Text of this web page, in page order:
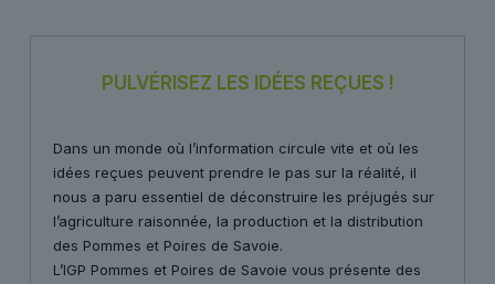
PULVÉRISEZ LES IDÉES REÇUES !
Dans un monde où l’information circule vite et où les
idées reçues peuvent prendre le pas sur la réalité, il
nous a paru essentiel de déconstruire les préjugés sur
l’agriculture raisonnée, la production et la distribution
des Pommes et Poires de Savoie.
L’IGP Pommes et Poires de Savoie vous présente des